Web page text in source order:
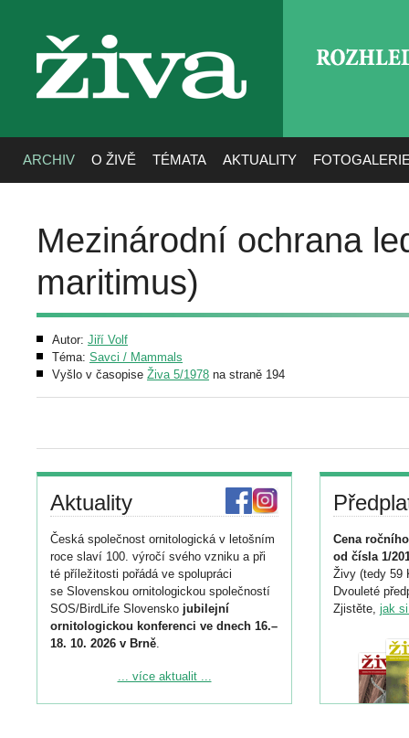
živa
ARCHIV O ŽIVĚ TÉMATA AKTUALITY
Mezinárodní ochrana
maritimus)
Autor: Jiří Volf
Téma: Savci / Mammals
Vyšlo v časopise Živa 5/1978 na straně 194
Aktuality
Česká společnost ornitologická v letošním
roce slaví 100. výročí svého vzniku a při
té příležitosti pořádá ve spolupráci
se Slovenskou ornitologickou společností
SOS/BirdLife Slovensko jubilejní
ornitologickou konferenci ve dnech 16.–
18. 10. 2026 v Brně.
Podrobnější informace ke konferenci
... více aktualit ...
Cena
od čísla 1/
Živy (tedy 59
Dvouleté
Zjistěte, jak